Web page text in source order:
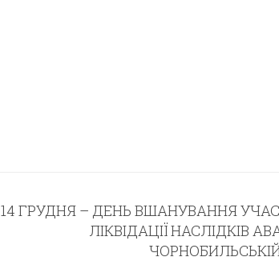
14 ГРУДНЯ – ДЕНЬ ВШАНУВАННЯ
ЛІКВІДАЦІЇ НАСЛІДКІВ